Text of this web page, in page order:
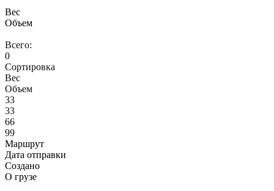
Вес
Объем
Всего:
0
Сортировка
Вес
Объем
33
33
66
99
Маршрут
Дата отправки
Создано
О грузе